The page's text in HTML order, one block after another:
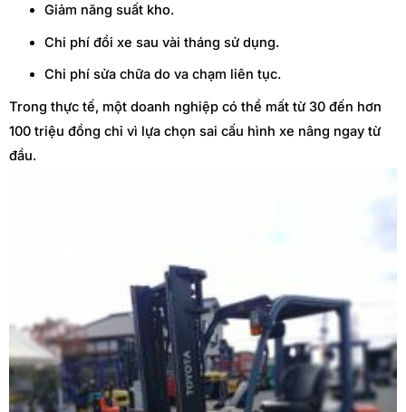
Giảm năng suất kho.
Chi phí đổi xe sau vài tháng sử dụng.
Chi phí sửa chữa do va chạm liên tục.
Trong thực tế, một doanh nghiệp có thể mất từ 30 đến hơn
100 triệu đồng chỉ vì lựa chọn sai cấu hình xe nâng ngay từ
đầu.